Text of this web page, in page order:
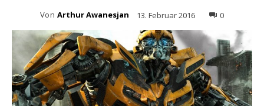
Von Arthur Awanesjan 13. Februar 2016 0